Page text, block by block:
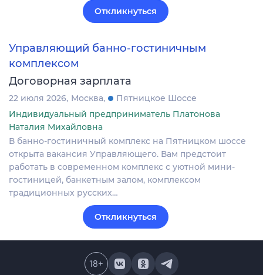
Откликнуться
Управляющий банно-гостиничным
комплексом
Договорная зарплата
22 июля 2026 Москва
Пятницкое Шоссе
Индивидуальный предприниматель Платонова
Наталия Михайловна
В банно-гостиничный комплекс на Пятницком шоссе
открыта вакансия Управляющего. Вам предстоит
работать в современном комплекс с уютной мини-
гостиницей, банкетным залом, комплексом
традиционных русских…
Откликнуться
18+